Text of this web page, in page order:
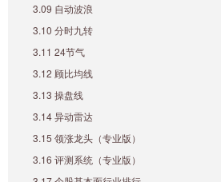
3.09 自动波浪
3.10 分时九转
3.11 24节气
3.12 顾比均线
3.13 操盘线
3.14 异动雷达
3.15 领涨龙头（专业版）
3.16 评测系统（专业版）